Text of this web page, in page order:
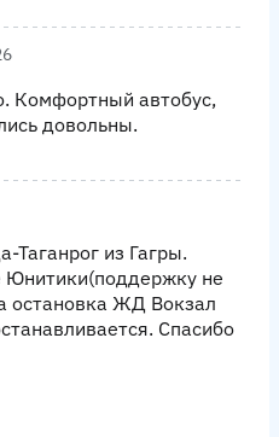
Комфортный автобус,
довольны.
Таганрог из Гагры.
Юнитики(поддержку не
остановка ЖД Вокзал
Спасибо